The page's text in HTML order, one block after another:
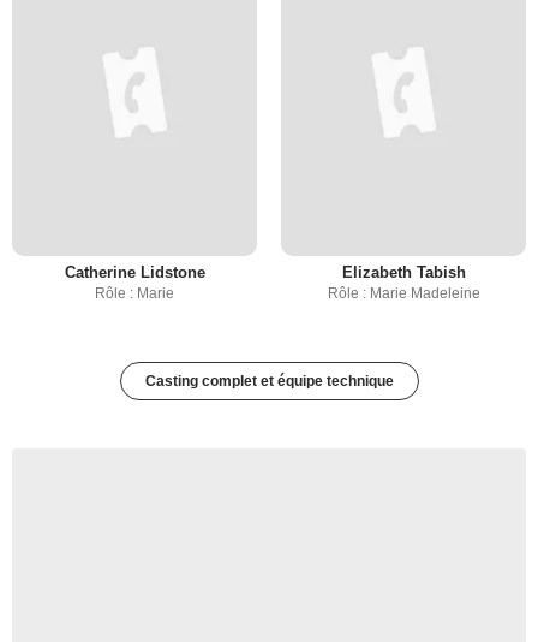
Catherine Lidstone
Rôle : Marie
Elizabeth Tabish
Rôle : Marie Madeleine
Casting complet et équipe technique